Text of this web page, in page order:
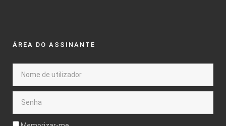
ÁREA DO ASSINANTE